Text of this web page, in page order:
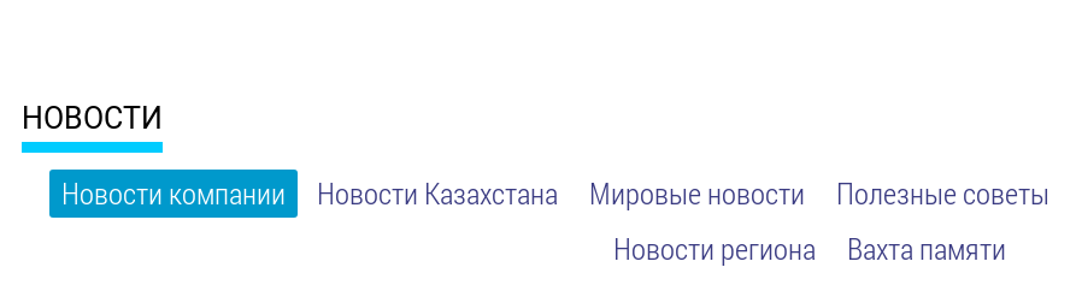
НОВОСТИ
Новости компании Новости Казахстана Мировые новости Полезные советы
Новости региона
Вахта памяти